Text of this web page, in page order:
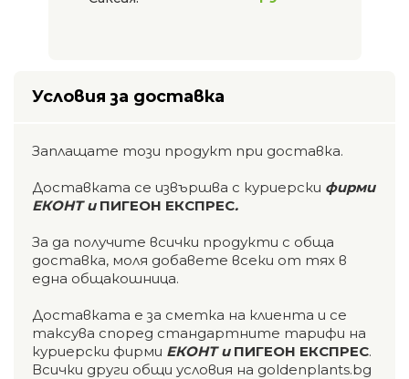
Условия за доставка
Заплащате този продукт при доставка.
Доставката се извършва с куриерски фирми
ЕКОНТ и ПИГЕОН ЕКСПРЕС.
За да получите всички продукти с обща
доставка, моля добавете всеки от тях в
една общакошница.
Доставката е за сметка на клиента и се
таксува според стандартните тарифи на
куриерски фирми ЕКОНТ и ПИГЕОН ЕКСПРЕС.
Всички други общи условия на goldenplants.bg